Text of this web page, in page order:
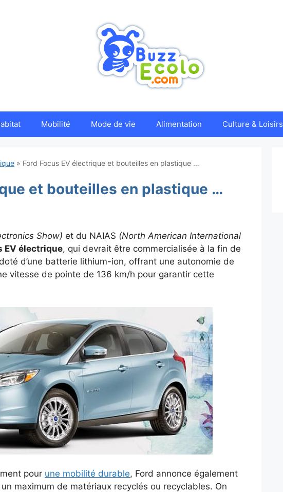
Mobilité Mode de vie Alimentation Culture & Loisirs
» Ford Focus EV électrique et bouteilles en plastique …
et bouteilles en plastique …
Show) et du NAIAS (North American International
EV électrique, qui devrait être commercialisée à la fin de
d’une batterie lithium-ion, offrant une autonomie de
vitesse de pointe de 136 km/h pour garantir cette
pour une mobilité durable, Ford annonce également
maximum de matériaux recyclés ou recyclables. On